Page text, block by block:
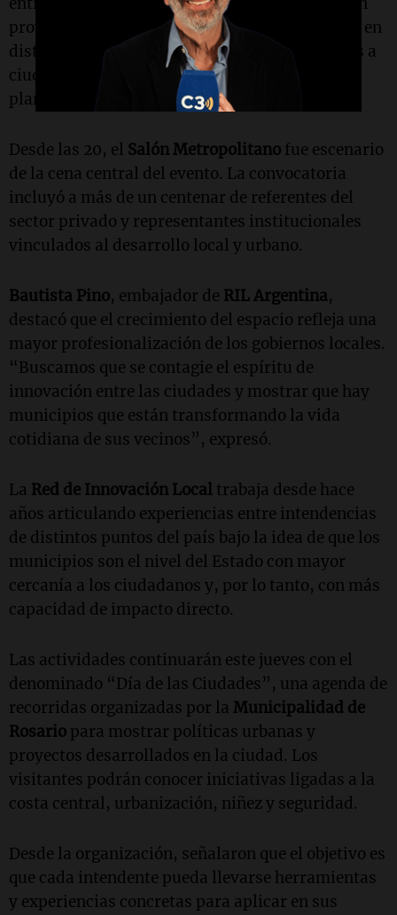
proyectos y equipos municipales por su trabajo en
distintas áreas de gestión, con reconocimientos a
ciudades que lograron mejoras en servicios,
planificación y administración pública.
Desde las 20, el Salón Metropolitano fue escenario
de la cena central del evento. La convocatoria
incluyó a más de un centenar de referentes del
sector privado y representantes institucionales
vinculados al desarrollo local y urbano.
Bautista Pino, embajador de RIL Argentina,
destacó que el crecimiento del espacio refleja una
mayor profesionalización de los gobiernos locales.
“Buscamos que se contagie el espíritu de
innovación entre las ciudades y mostrar que hay
municipios que están transformando la vida
cotidiana de sus vecinos”, expresó.
La Red de Innovación Local trabaja desde hace
años articulando experiencias entre intendencias
de distintos puntos del país bajo la idea de que los
municipios son el nivel del Estado con mayor
cercanía a los ciudadanos y, por lo tanto, con más
capacidad de impacto directo.
Las actividades continuarán este jueves con el
denominado “Día de las Ciudades”, una agenda de
recorridas organizadas por la Municipalidad de
Rosario para mostrar políticas urbanas y
proyectos desarrollados en la ciudad. Los
visitantes podrán conocer iniciativas ligadas a la
costa central, urbanización, niñez y seguridad.
Desde la organización, señalaron que el objetivo es
que cada intendente pueda llevarse herramientas
y experiencias concretas para aplicar en sus